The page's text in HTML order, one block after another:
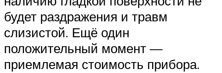
будет раздражения и травм
слизистой. Ещё один
положительный момент —
приемлемая стоимость прибора.